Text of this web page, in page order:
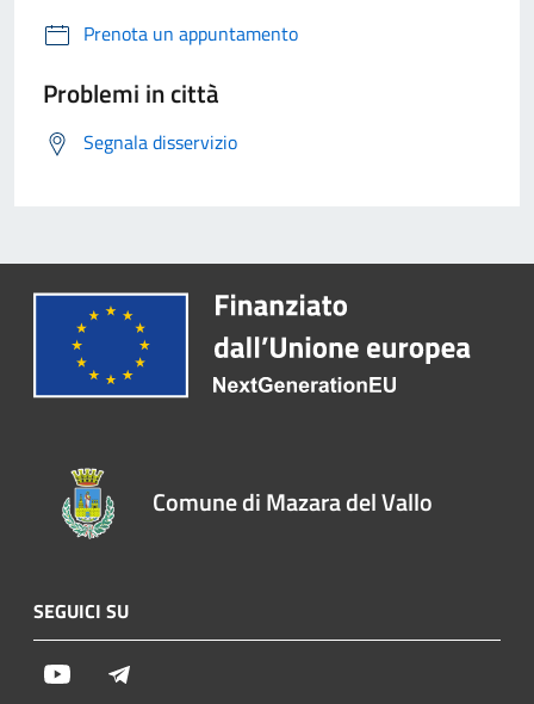
Prenota un appuntamento
Problemi in città
Segnala disservizio
Comune di Mazara del Vallo
SEGUICI SU
Youtube